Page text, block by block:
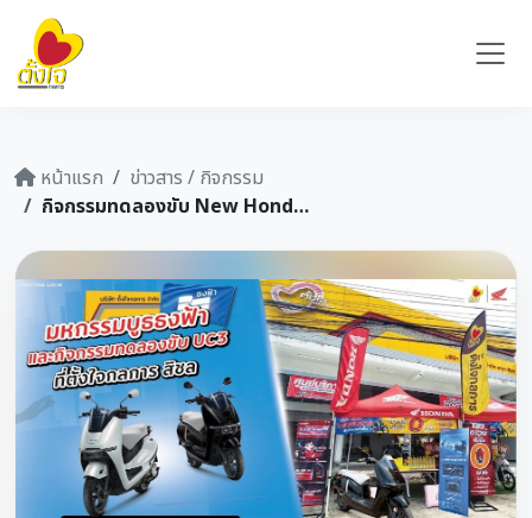
หน้าแรก
ข่าวสาร / กิจกรรม
กิจกรรมทดลองขับ New Honda UC3